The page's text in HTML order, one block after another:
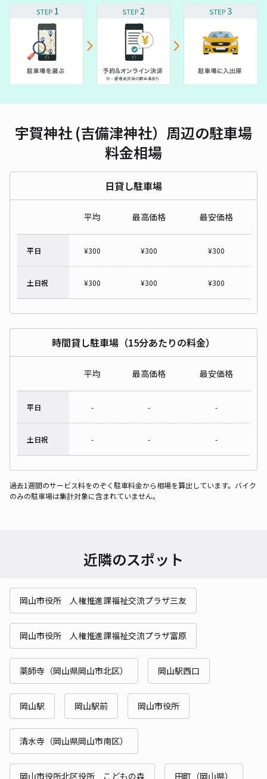
宇賀神社 (吉備津神社）周辺の駐車場
料金相場
日貸し駐車場
平均 最高価格 最安価格
平日 ¥300 ¥300 ¥300
土日祝 ¥300 ¥300 ¥300
時間貸し駐車場（15分あたりの料金）
平均 最高価格 最安価格
平日 - - -
土日祝 - - -
過去1週間のサービス料をのぞく駐車料金から相場を算出しています。バイク
のみの駐車場は集計対象に含まれていません。
近隣のスポット
岡山市役所 人権推進課福祉交流プラザ三友
岡山市役所 人権推進課福祉交流プラザ富原
薬師寺（岡山県岡山市北区） 岡山駅西口
岡山駅 岡山駅前 岡山市役所
清水寺（岡山県岡山市南区）
岡山市役所北区役所 こどもの森 田町（岡山県）